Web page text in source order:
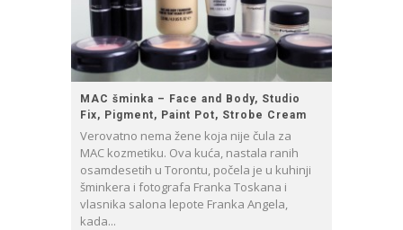
MAC šminka – Face and Body, Studio
Fix, Pigment, Paint Pot, Strobe Cream
Verovatno nema žene koja nije čula za
MAC kozmetiku. Ova kuća, nastala ranih
osamdesetih u Torontu, počela je u kuhinji
šminkera i fotografa Franka Toskana i
vlasnika salona lepote Franka Angela,
kada...